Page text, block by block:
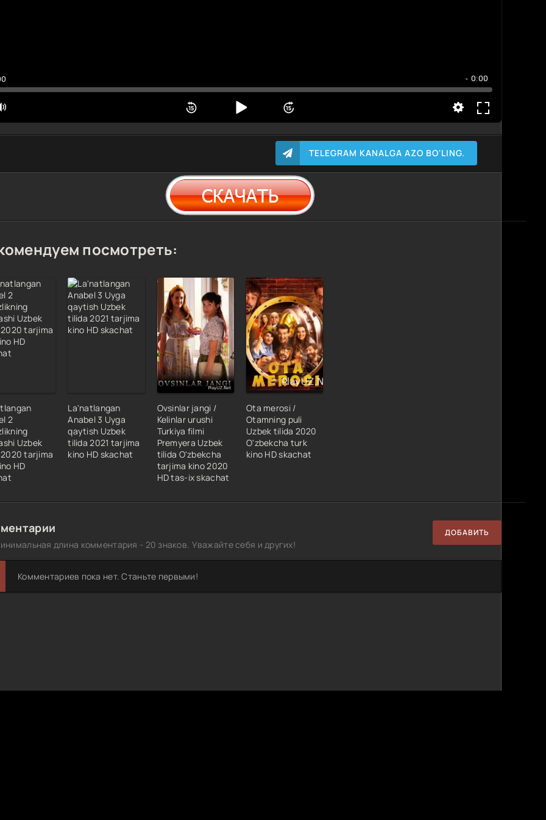
- 0:00
TELEGRAM KANALGA AZO BO'LING.
посмотреть:
2
Uzbek
tarjima
HD
La'natlangan
Anabel 3 Uyga
qaytish Uzbek
tilida 2021 tarjima
kino HD skachat
Ovsinlar jangi /
Kelinlar urushi
Turkiya filmi
Premyera Uzbek
tilida O'zbekcha
tarjima kino 2020
HD tas-ix skachat
Ota merosi /
Otamning puli
Uzbek tilida 2020
O'zbekcha turk
kino HD skachat
длина комментария - 20 знаков. Уважайте себя и других!
ДОБАВИТЬ
Комментариев пока нет. Станьте первыми!